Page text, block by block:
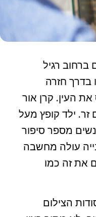
ברחוב רגיל
בדרך חזרה
העין. קרן אור
ילד קופץ מעל
מספר סיפור
עולה מחשבה
את זה כמו
הצילום